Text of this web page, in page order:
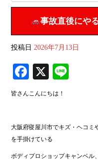
事故直後にや
投稿日 2026年7月13日
Fa
ce
ok
X
皆さんこんにちは！
大阪府寝屋川市でキズ・ヘコミ
を手掛けている
ボディプロショップキャンベル